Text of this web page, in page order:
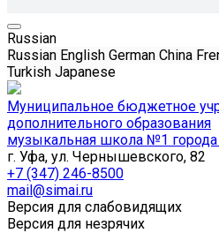
Russian
Russian English German China
Turkish Japanese
Муниципальное бюджетное
дополнительного образования
музыкальная школа №1
г. Уфа, ул. Чернышевского, 82
+7 (347) 246-8500
mail@simai.ru
Версия для слабовидящих
Версия для незрячих